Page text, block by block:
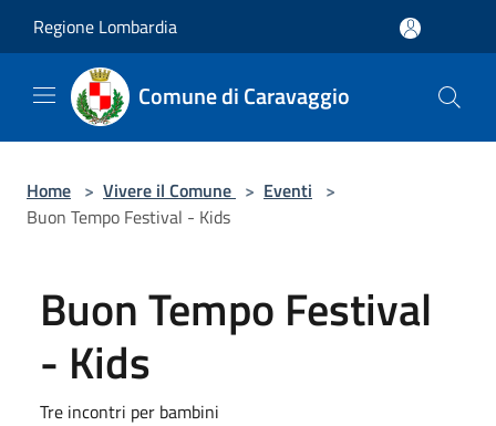
Regione Lombardia
Comune di Caravaggio
Home > Vivere il Comune > Eventi >
Buon Tempo Festival - Kids
Buon Tempo Festival
- Kids
Tre incontri per bambini